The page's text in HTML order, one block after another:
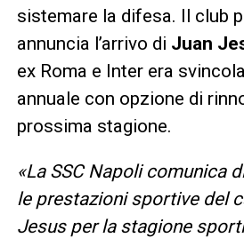
sistemare la difesa. Il club
annuncia l’arrivo di Juan
ex Roma e Inter era
annuale con opzione di
prossima stagione.
«La SSC Napoli comunica
le prestazioni sportive del
Jesus per la stagione